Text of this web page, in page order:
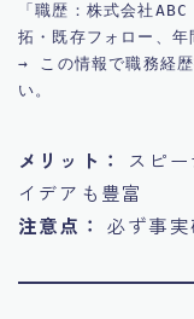
「職歴：株式会社
拓・既存フォロー、
→ この情報で職務経歴
メリット：
スピ
イデアも豊富
注意点： 必ず事